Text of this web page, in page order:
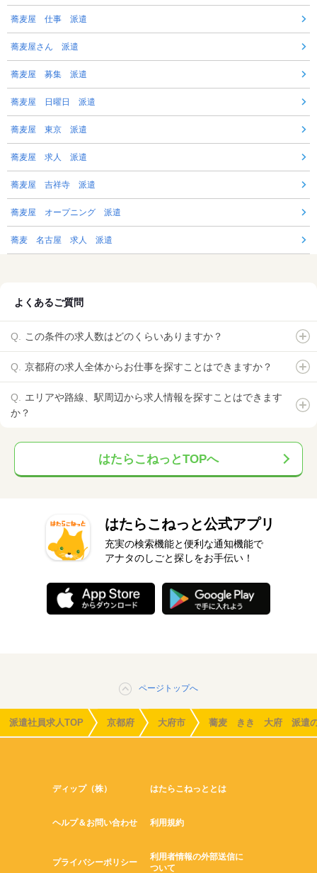
蕎麦屋 仕事 派遣
蕎麦屋さん 派遣
蕎麦屋 募集 派遣
蕎麦屋 日曜日 派遣
蕎麦屋 東京 派遣
蕎麦屋 求人 派遣
蕎麦屋 吉祥寺 派遣
蕎麦屋 オープニング 派遣
蕎麦 名古屋 求人 派遣
よくあるご質問
この条件の求人数はどのくらいありますか？
京都府の求人全体からお仕事を探すことはできますか？
エリアや路線、駅周辺から求人情報を探すことはできます
か？
はたらこねっとTOPへ
はたらこねっと公式アプリ
充実の検索機能と便利な通知機能で
アナタのしごと探しをお手伝い！
ページトップへ
派遣社員求人TOP 京都府 大府市 蕎麦 きき 大府 派遣
ディップ（株） はたらこねっととは
ヘルプ＆お問い合わせ 利用規約
プライバシーポリシー
利用者情報の外部送信に
ついて